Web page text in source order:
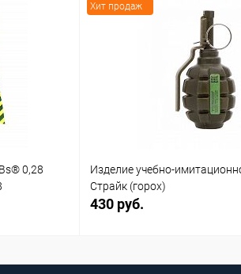
0,28
Хит продаж
Изделие учебно-
Страйк (горох)
430 руб.